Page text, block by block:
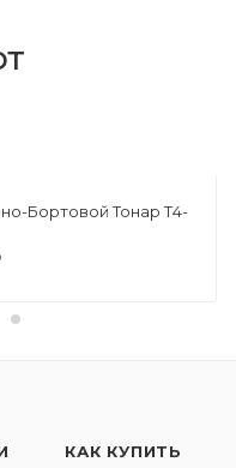
Бортовой Тонар Т4-
КАК КУПИТЬ